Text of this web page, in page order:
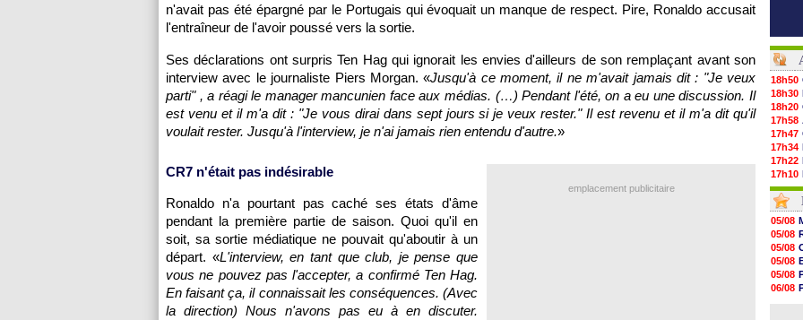
n'avait pas été épargné par le Portugais qui évoquait un manque de respect. Pire, Ronaldo accusait
l'entraîneur de l'avoir poussé vers la sortie.
Ses déclarations ont surpris Ten Hag qui ignorait les envies d'ailleurs de son remplaçant avant son
interview avec le journaliste Piers Morgan. «Jusqu'à ce moment, il ne m'avait jamais dit : "Je veux
parti", a réagi le manager mancunien face aux médias. (…) Pendant l'été, on a eu une discussion. Il
est venu et il m'a dit : "Je vous dirai dans sept jours si je veux rester." Il est revenu et il m'a dit qu'il
voulait rester. Jusqu'à l'interview, je n'ai jamais rien entendu d'autre.»
emplacement publicitaire
CR7 n'était pas indésirable
Ronaldo n'a pourtant pas caché ses états d'âme
pendant la première partie de saison. Quoi qu'il en
soit, sa sortie médiatique ne pouvait qu'aboutir à un
départ. «L'interview, en tant que club, je pense que
vous ne pouvez pas l'accepter, a confirmé Ten Hag.
En faisant ça, il connaissait les conséquences. (Avec
la direction) Nous n'avons pas eu à en discuter.
18h50
18h30
18h20
17h58
17h47
17h34
17h22
17h10
16h59
16h53
16h45
16h34
16h21
16h04
15h50
15h40
15h18
05/08
05/08
05/08
05/08
05/08
06/08